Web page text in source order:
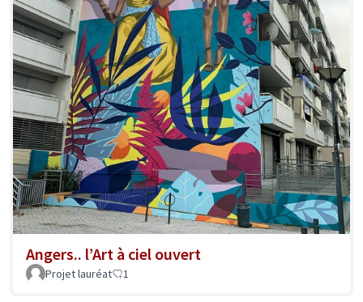
Angers.. l’Art à ciel ouvert
Projet lauréat 1